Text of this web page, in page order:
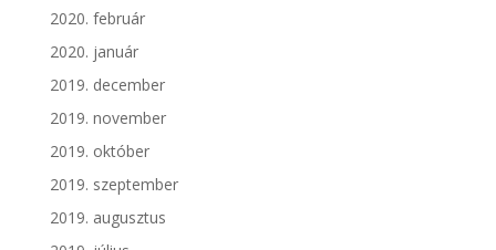
2020. február
2020. január
2019. december
2019. november
2019. október
2019. szeptember
2019. augusztus